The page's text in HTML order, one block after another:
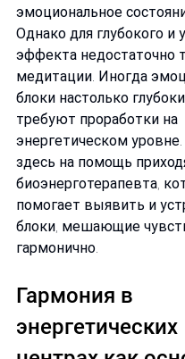
эмоциональное
Однако для глубокого и
эффекта недостаточно
медитации. Иногда
блоки настолько
требуют проработки на
энергетическом
здесь на помощь
биоэнерготерапевта,
помогает выявить и
блоки, мешающие
гармонично.
Гармония в
энергетических